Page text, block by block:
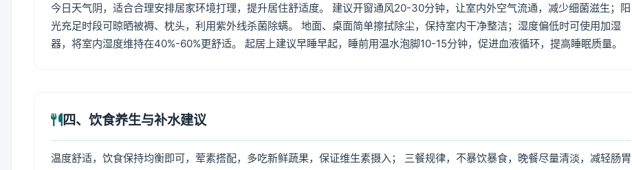
今日天气阴，适合合理安排居家环境打理，提升居住舒适度。 建议开窗通风20-30分钟，让室内外空气流通，减少细菌滋生；阳
光充足时段可晾晒被褥、枕头，利用紫外线杀菌除螨。 地面、桌面简单擦拭除尘，保持室内干净整洁；湿度偏低时可使用加湿
器，将室内湿度维持在40%-60%更舒适。 起居上建议早睡早起，睡前用温水泡脚10-15分钟，促进血液循环，提高睡眠质量。
四、饮食养生与补水建议
温度舒适，饮食保持均衡即可，荤素搭配，多吃新鲜蔬果，保证维生素摄入； 三餐规律，不暴饮暴食，晚餐尽量清淡，减轻肠胃